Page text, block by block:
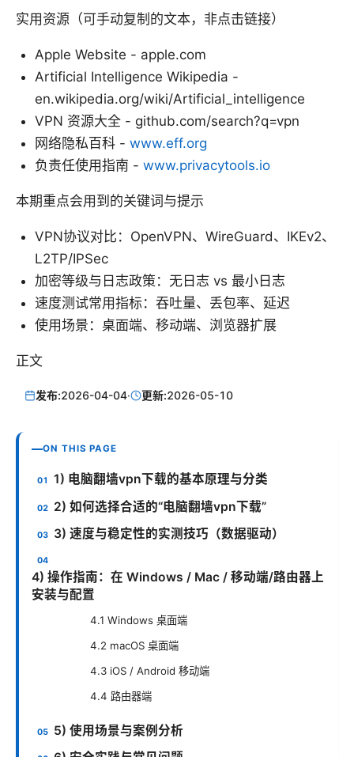
实用资源（可手动复制的文本，非点击链接）
Apple Website - apple.com
Artificial Intelligence Wikipedia -
en.wikipedia.org/wiki/Artificial_intelligence
VPN 资源大全 - github.com/search?q=vpn
网络隐私百科 - www.eff.org
负责任使用指南 - www.privacytools.io
本期重点会用到的关键词与提示
VPN协议对比：OpenVPN、WireGuard、IKEv2、
L2TP/IPSec
加密等级与日志政策：无日志 vs 最小日志
速度测试常用指标：吞吐量、丢包率、延迟
使用场景：桌面端、移动端、浏览器扩展
正文
发布:2026-04-04· 更新:2026-05-10
ON THIS PAGE
1) 电脑翻墙vpn下载的基本原理与分类
2) 如何选择合适的“电脑翻墙vpn下载”
3) 速度与稳定性的实测技巧（数据驱动）
4) 操作指南：在 Windows / Mac / 移动端/路由器上
安装与配置
4.1 Windows 桌面端
4.2 macOS 桌面端
4.3 iOS / Android 移动端
4.4 路由器端
5) 使用场景与案例分析